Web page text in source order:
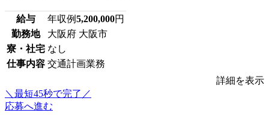
給与 年収例5,200,000円
勤務地
大阪府 大阪市
寮・社宅 なし
仕事内容 交通計画業務
詳細を表示
＼最短45秒で完了／
応募へ進む